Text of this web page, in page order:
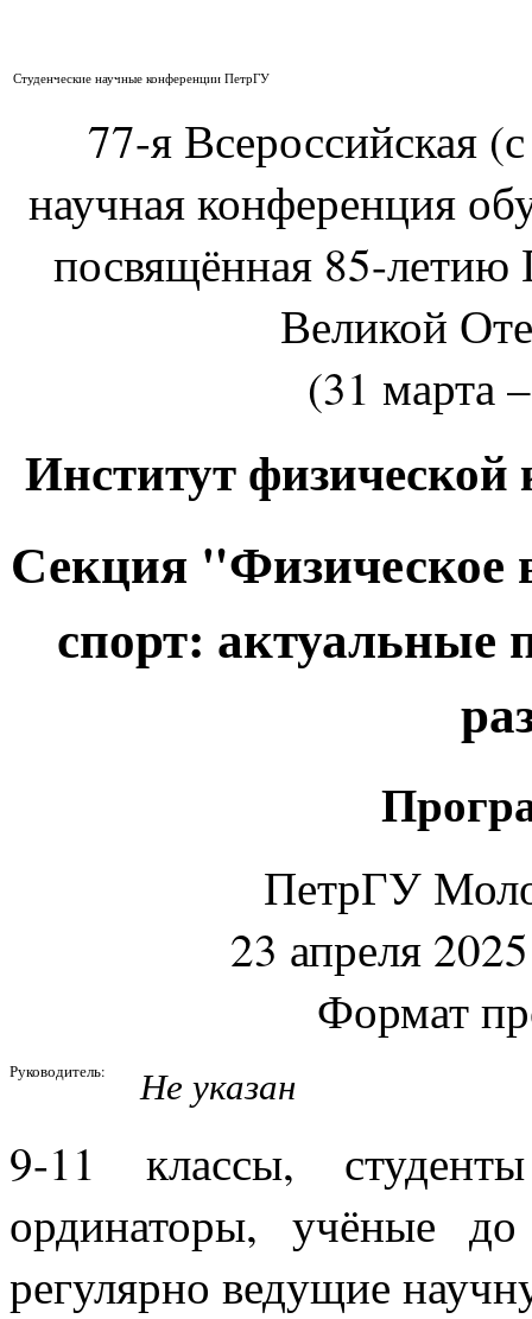
Студенческие научные конференции ПетрГУ
77-я Всероссийская
научная конференция
посвящённая 85-
Великой
(31 марта
Институт физической
Секция "Физическое
спорт: актуальные
ПетрГУ
23 апреля
Формат
Руководитель: Не указан
9-11 классы,
ординаторы, учёные
регулярно ведущие